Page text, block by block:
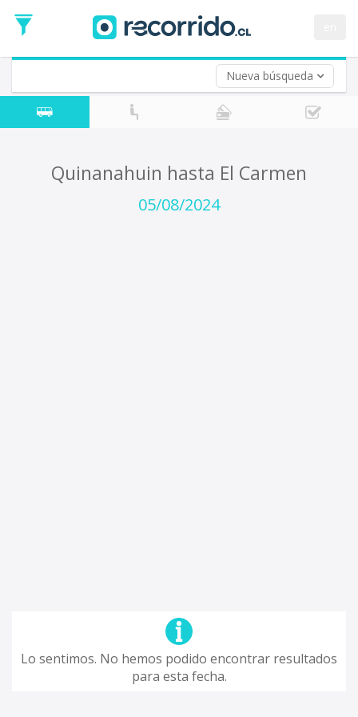
Nueva búsqueda
de
Ida
Vuelta (opcional)
Fecha
de
Quinanahuin hasta El Carmen
05/08/2024
Lo sentimos. No hemos podido encontrar resultados
para esta fecha.